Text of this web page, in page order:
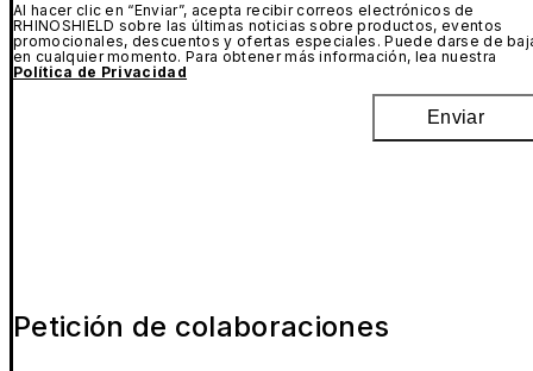
Al hacer clic en “Enviar”, acepta recibir correos electrónicos de
RHINOSHIELD sobre las últimas noticias sobre productos, eventos
promocionales, descuentos y ofertas especiales. Puede darse de
en cualquier momento. Para obtener más información, lea nuestra
Política de Privacidad
Enviar
Petición de colaboraciones